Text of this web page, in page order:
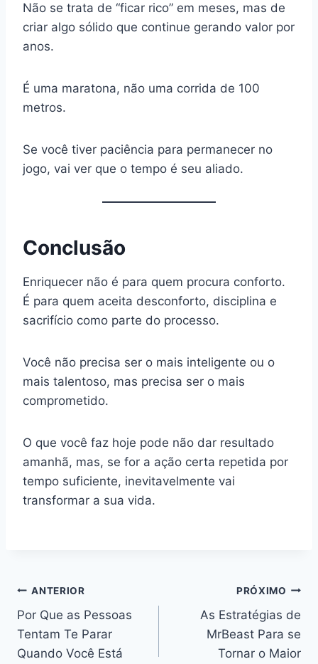
Não se trata de “ficar rico” em meses, mas de
criar algo sólido que continue gerando valor por
anos.
É uma maratona, não uma corrida de 100
metros.
Se você tiver paciência para permanecer no
jogo, vai ver que o tempo é seu aliado.
Conclusão
Enriquecer não é para quem procura conforto.
É para quem aceita desconforto, disciplina e
sacrifício como parte do processo.
Você não precisa ser o mais inteligente ou o
mais talentoso, mas precisa ser o mais
comprometido.
O que você faz hoje pode não dar resultado
amanhã, mas, se for a ação certa repetida por
tempo suficiente, inevitavelmente vai
transformar a sua vida.
Navegação
de
Post
ANTERIOR
Por Que as Pessoas
Tentam Te Parar
Quando Você Está
PRÓXIMO
As Estratégias de
MrBeast Para se
Tornar o Maior